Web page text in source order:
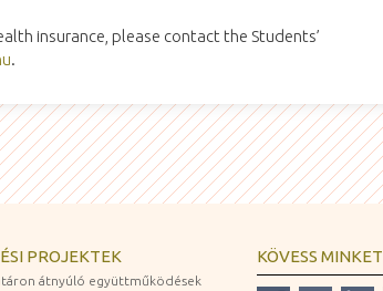
insurance, please contact the Students’
.
PROJEKTEK
átnyúló együttműködések
KÖVESS MINKET